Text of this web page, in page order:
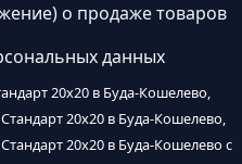
о продаже товаров
данных
20х20 в Буда-Кошелево,
20х20 в Буда-Кошелево,
20х20 в Буда-Кошелево с